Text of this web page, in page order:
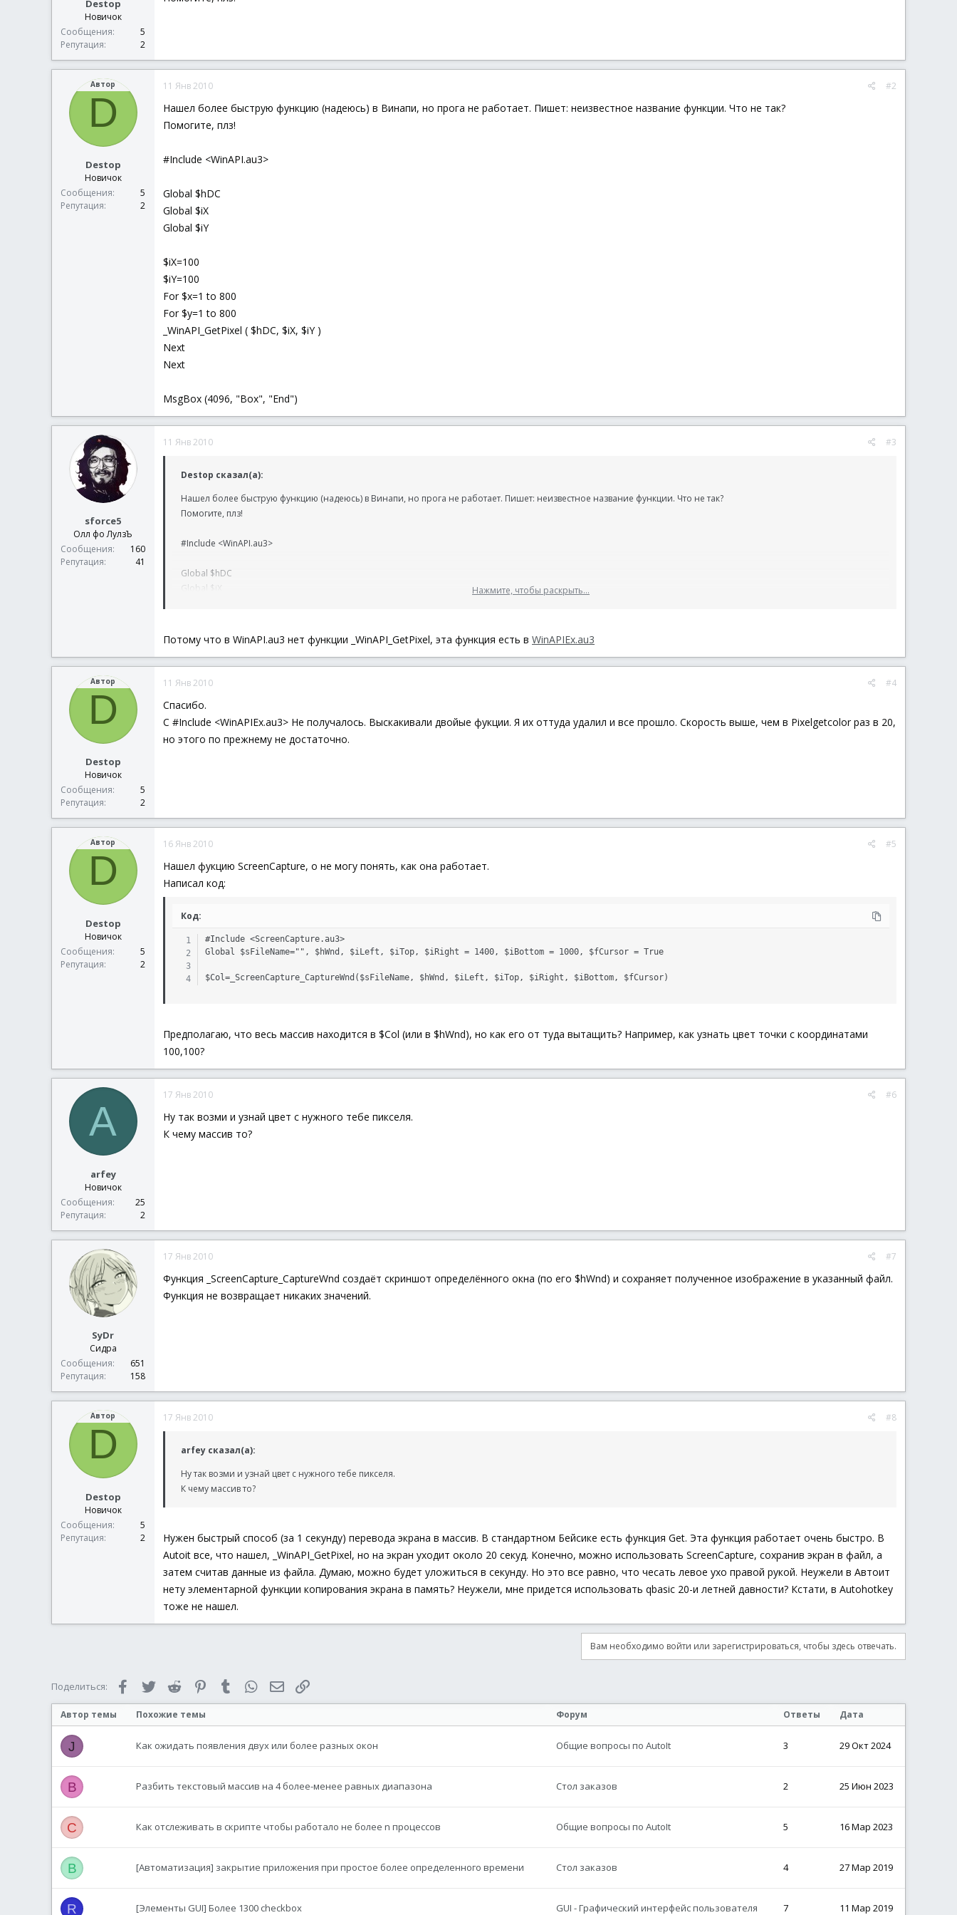
Destop
Новичок
Сообщения
5
Репутация
2
Автор
D
Destop
Новичок
Сообщения
5
Репутация
2
11 Янв 2010 #2
Нашел более быструю функцию (надеюсь) в Винапи, но прога не работает. Пишет: неизвестное название функции. Что не так?
Помогите, плз!
#Include <WinAPI.au3>
Global $hDC
Global $iX
Global $iY
$iX=100
$iY=100
For $x=1 to 800
For $y=1 to 800
_WinAPI_GetPixel ( $hDC, $iX, $iY )
Next
Next
MsgBox (4096, "Box", "End")
sforce5
Олл фо ЛулзЪ
Сообщения
160
Репутация
41
11 Янв 2010 #3
Destop сказал(а):
Нашел более быструю функцию (надеюсь) в Винапи, но прога не работает. Пишет: неизвестное название функции. Что не так?
Помогите, плз!
#Include <WinAPI.au3>
Global $hDC
Global $iX
$iY=100
For $y=1 to 800
Next
Next
Нажмите, чтобы раскрыть...
Потому что в WinAPI.au3 нет функции _WinAPI_GetPixel, эта функция есть в WinAPIEx.au3
Автор
D
Destop
Новичок
Сообщения
5
Репутация
2
11 Янв 2010 #4
Спасибо.
С #Include <WinAPIEx.au3> Не получалось. Выскакивали двойые фукции. Я их оттуда удалил и все прошло. Скорость выше, чем в Pixelgetcolor раз в 20,
но этого по прежнему не достаточно.
Автор
D
Destop
Новичок
Сообщения
5
Репутация
2
16 Янв 2010 #5
Нашел фукцию ScreenCapture, о не могу понять, как она работает.
Написал код:
Код:
#Include <ScreenCapture.au3>
Global $sFileName="", $hWnd, $iLeft, $iTop, $iRight = 1400, $iBottom = 1000, $fCursor = True
$Col=_ScreenCapture_CaptureWnd($sFileName, $hWnd, $iLeft, $iTop, $iRight, $iBottom, $fCursor)
Предполагаю, что весь массив находится в $Col (или в $hWnd), но как его от туда вытащить? Например, как узнать цвет точки с координатами
100,100?
A
arfey
Новичок
Сообщения
25
Репутация
2
17 Янв 2010 #6
Ну так возми и узнай цвет с нужного тебе пикселя.
К чему массив то?
SyDr
Сидра
Сообщения
651
Репутация
158
17 Янв 2010 #7
Функция _ScreenCapture_CaptureWnd создаёт скриншот определённого окна (по его $hWnd) и сохраняет полученное изображение в указанный файл.
Функция не возвращает никаких значений.
Автор
D
Destop
Новичок
Сообщения
5
Репутация
2
17 Янв 2010 #8
arfey сказал(а):
Ну так возми и узнай цвет с нужного тебе пикселя.
К чему массив то?
Нужен быстрый способ (за 1 секунду) перевода экрана в массив. В стандартном Бейсике есть функция Get. Эта функция работает очень быстро. В
Autoit все, что нашел, _WinAPI_GetPixel, но на экран уходит около 20 секуд. Конечно, можно использовать ScreenCapture, сохранив экран в файл, а
затем считав данные из файла. Думаю, можно будет уложиться в секунду. Но это все равно, что чесать левое ухо правой рукой. Неужели в Автоит
нету элементарной функции копирования экрана в память? Неужели, мне придется использовать qbasic 20-и летней давности? Кстати, в Autohotkey
тоже не нашел.
Вам необходимо войти или зарегистрироваться, чтобы здесь отвечать.
Поделиться: FacebookTwitter Reddit PinterestTumblr WhatsAppЭлектронная почта
Автор темы Похожие темы Форум Ответы Дата
J Как ожидать появления двух или более разных окон Общие вопросы по AutoIt 3 29 Окт 2024
В Разбить текстовый массив на 4 более-менее равных диапазона Стол заказов 2 25 Июн 2023
C Как отслеживать в скрипте чтобы работало не более n процессов Общие вопросы по AutoIt 5 16 Мар 2023
B [Автоматизация] закрытие приложения при простое более определенного времени Стол заказов 4 27 Мар 2019
R [Элементы GUI] Более 1300 checkbox GUI - Графический интерфейс пользователя 7 11 Мар 2019